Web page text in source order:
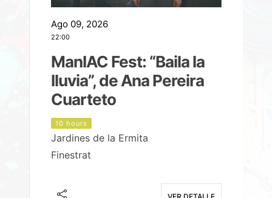
Ago 09, 2026
22:00
ManIAC Fest: “Baila la
lluvia”, de Ana Pereira
Cuarteto
10 hours
Jardines de la Ermita
Finestrat